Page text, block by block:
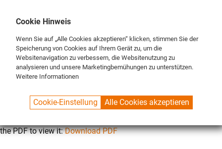
SPUELBOY.DE CONTACT DATENSCHUTZ
the PDF to view it:Download PDF
Cookie Hinweis
Wenn Sie auf „Alle Cookies akzeptieren“ klicken, stimmen Sie der
Speicherung von Cookies auf Ihrem Gerät zu, um die
Websitenavigation zu verbessern, die Websitenutzung zu
analysieren und unsere Marketingbemühungen zu unterstützen.
Weitere Informationen
Cookie-Einstellung Alle Cookies akzeptieren